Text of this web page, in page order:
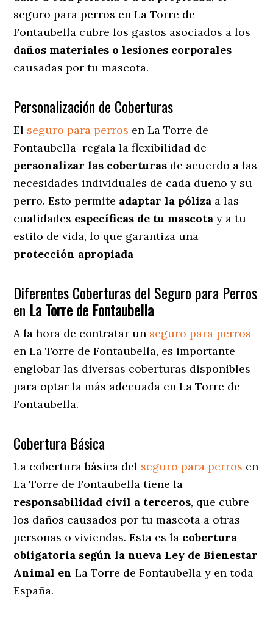
seguro para perros en La Torre de
Fontaubella cubre los gastos asociados a los
daños materiales o lesiones corporales
causadas por tu mascota.
Personalización de Coberturas
El seguro para perros en La Torre de
Fontaubella regala la flexibilidad de
personalizar las coberturas de acuerdo a las
necesidades individuales de cada dueño y su
perro. Esto permite adaptar la póliza a las
cualidades específicas de tu mascota y a tu
estilo de vida, lo que garantiza una
protección apropiada
Diferentes Coberturas del Seguro para Perros
en La Torre de Fontaubella
A la hora de contratar un seguro para perros
en La Torre de Fontaubella, es importante
englobar las diversas coberturas disponibles
para optar la más adecuada en La Torre de
Fontaubella.
Cobertura Básica
La cobertura básica del seguro para perros en
La Torre de Fontaubella tiene la
responsabilidad civil a terceros, que cubre
los daños causados por tu mascota a otras
personas o viviendas. Esta es la cobertura
obligatoria según la nueva Ley de Bienestar
Animal enLa Torre de Fontaubella y en toda
España.